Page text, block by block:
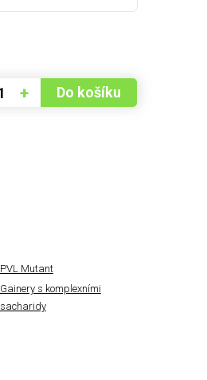
+ Do košíku
PVL Mutant
Gainery s komplexními
sacharidy